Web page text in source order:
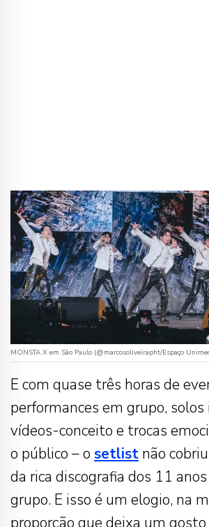
MONSTA X em São Paulo (@marcosoliveirapht/Espaço
E com quase três horas de
performances em grupo, solos
vídeos-conceito e trocas
o público – o setlist não
da rica discografia dos 11
grupo. E isso é um elogio, na
proporção que deixa um gosto